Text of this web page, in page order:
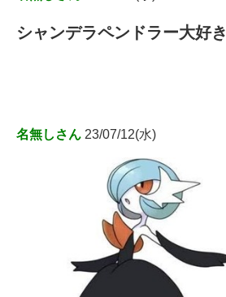
シャンデラペンドラー大好き
名無しさん 23/07/12(水)